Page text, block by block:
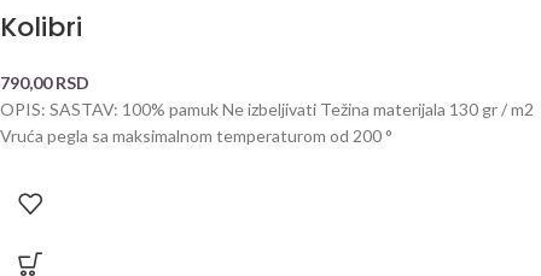
Kolibri
790,00RSD
OPIS: SASTAV: 100% pamuk Ne izbeljivati Težina materijala 130 gr / m2
Vruća pegla sa maksimalnom temperaturom od 200 °